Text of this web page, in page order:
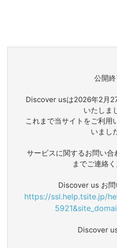
公開終
Discover usは2026年2月
いたしま
これまで当サイトをご利用
いまし
サービスに関するお問い
までご連絡く
Discover us お問
https://ssl.help.tsite.jp/
Discover